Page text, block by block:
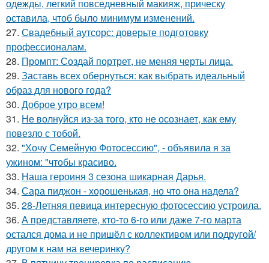
одежды, легкий повседневный макияж, прическу
оставила, чтоб было минимум изменений.
27. Свадебный аутсорс: доверьте подготовку
профессионалам.
28. Промпт: Создай портрет, не меняя черты лица.
29. Заставь всех обернуться: как выбрать идеальный
образ для нового года?
30. Доброе утро всем!
31. Не волнуйся из-за того, кто не осознает, как ему
повезло с тобой.
32. "Хочу Семейную Фотосессию", - объявила я за
ужином: "чтобы красиво.
33. Наша героиня 3 сезона шикарная Дарья.
34. Сара пиджон - хорошенькая, но что она надела?
35. 28-Летняя певица интересную фотосессию устроила.
36. А представляете, кто-то 6-го или даже 7-го марта
остался дома и не пришёл с коллективом или подругой/
другом к нам на вечеринку?